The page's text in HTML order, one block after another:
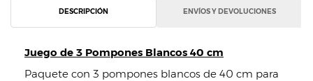
DESCRIPCIÓN ENVÍOS Y DEVOLUCIONES
Juego de 3 Pompones Blancos 40 cm
Paquete con 3 pompones blancos de 40 cm para